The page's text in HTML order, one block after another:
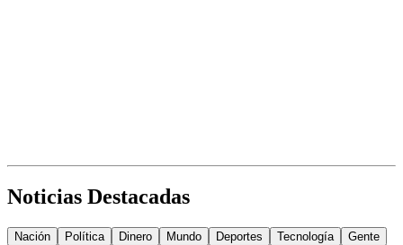
Noticias Destacadas
Nación Política Dinero Mundo Deportes Tecnología Gente